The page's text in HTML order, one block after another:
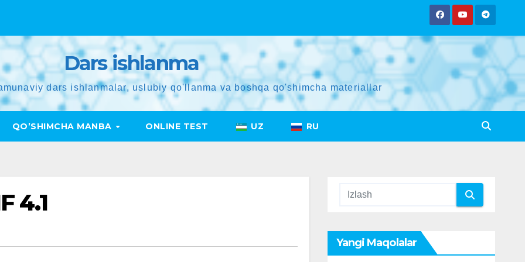
Dars ishlanma
dars ishlanmalar, uslubiy qo'llanma va boshqa qo'shimcha materiallar
QO’SHIMCHA MANBA ONLINE TEST UZ RU
4.1
Yangi Maqolalar